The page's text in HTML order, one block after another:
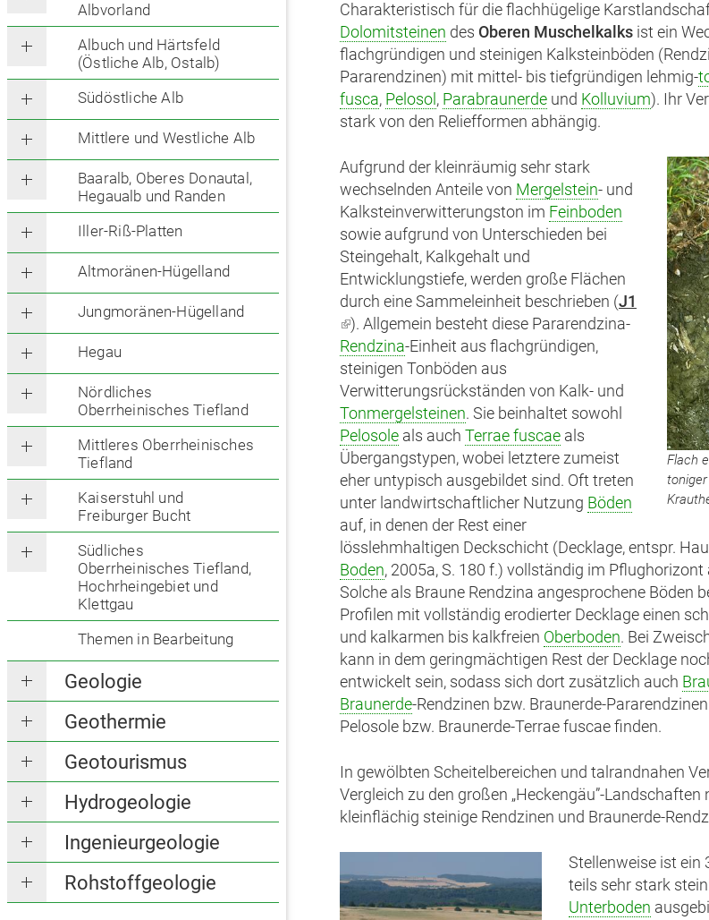
Albvorland
Albuch und Härtsfeld
(Östliche Alb, Ostalb)
Südöstliche Alb
Mittlere und Westliche Alb
Baaralb, Oberes Donautal,
Hegaualb und Randen
Iller-Riß-Platten
Altmoränen-Hügelland
Jungmoränen-Hügelland
Hegau
Nördliches
Oberrheinisches Tiefland
Mittleres Oberrheinisches
Tiefland
Kaiserstuhl und
Freiburger Bucht
Südliches
Oberrheinisches Tiefland,
Hochrheingebiet und
Klettgau
Themen in Bearbeitung
Geologie
Geothermie
Geotourismus
Hydrogeologie
Ingenieurgeologie
Rohstoffgeologie
Charakteristisch für die flachhügelige
Dolomitsteinen des Oberen Muschelkalks ist ein
flachgründigen und steinigen Kalksteinböden
Pararendzinen) mit mittel- bis tiefgründigen lehmig-
fusca, Pelosol , Parabraunerde und Kolluvium). Ihr
stark von den Reliefformen abhängig.
Flach
Aufgrund der kleinräumig sehr stark
wechselnden Anteile von Mergelstein- und
Kalksteinverwitterungston im Feinboden
sowie aufgrund von Unterschieden bei
Steingehalt, Kalkgehalt und
Entwicklungstiefe, werden große Flächen
durch eine Sammeleinheit beschrieben (J1
(Link
ist
extern)
). Allgemein besteht diese Pararendzina-
Rendzina-Einheit aus flachgründigen,
steinigen Tonböden aus
Verwitterungsrückständen von Kalk- und
Tonmergelsteinen. Sie beinhaltet sowohl
Pelosole als auch Terrae fuscae als
Übergangstypen, wobei letztere zumeist
eher untypisch ausgebildet sind. Oft treten
unter landwirtschaftlicher Nutzung Böden
auf, in denen der Rest einer
lösslehmhaltigen Deckschicht (Decklage, entspr.
Boden, 2005a, S. 180 f.) vollständig im
Solche als Braune Rendzina angesprochene Böden
Profilen mit vollständig erodierter Decklage einen
und kalkarmen bis kalkfreien Oberboden. Bei
kann in dem geringmächtigen Rest der Decklage
entwickelt sein, sodass sich dort zusätzlich auch
Braunerde-Rendzinen bzw. Braunerde-
Pelosole bzw. Braunerde-Terrae fuscae finden.
In gewölbten Scheitelbereichen und talrandnahen
Vergleich zu den großen „Heckengäu”-
kleinflächig steinige Rendzinen und Braunerde-
Stellenweise ist ein
teils sehr stark
Unterboden